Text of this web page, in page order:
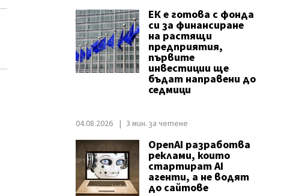
ЕК е готова с фонда
си за финансиране
на растящи
предприятия,
първите
инвестиции ще
бъдат направени до
седмици
04.08.2026 3 мин. за четене
OpenAI разработва
реклами, които
стартират AI
агенти, а не водят
до сайтове